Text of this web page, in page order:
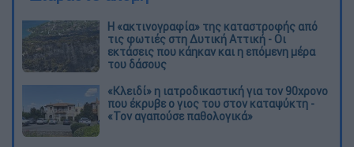
Η «ακτινογραφία» της καταστροφής από
τις φωτιές στη Δυτική Αττική - Οι
εκτάσεις που κάηκαν και η επόμενη μέρα
του δάσους
«Κλειδί» η ιατροδικαστική για τον 90χρονο
που έκρυβε ο γιος του στον καταψύκτη -
«Τον αγαπούσε παθολογικά»